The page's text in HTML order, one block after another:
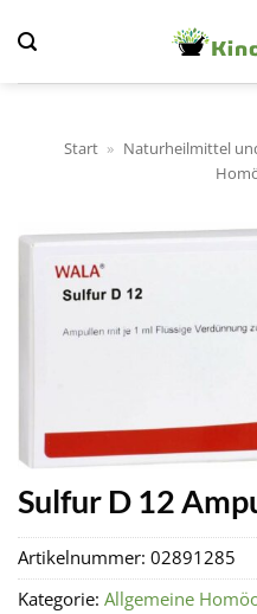
Inhalt
springen
Start » Naturheilmittel
Sulfur D 12
Artikelnummer: 02891285
Kategorie: Allgemeine